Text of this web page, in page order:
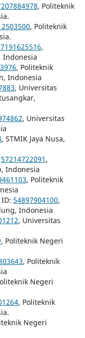
, Politeknik
, Politeknik
,
Indonesia
, Politeknik
Indonesia
, Universitas
, Universitas
, STMIK Jaya Nusa,
57214722091 ,
Indonesia
, Politeknik
54897904100,
Indonesia
, Universitas
, Politeknik Negeri
, Politeknik
Negeri
, Politeknik
Negeri